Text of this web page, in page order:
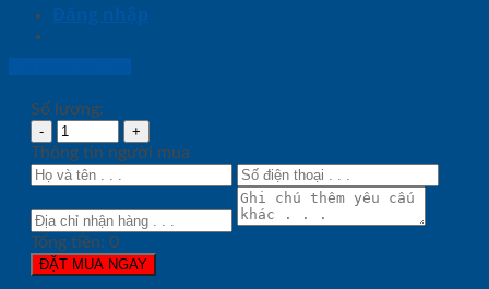
Đăng nhập
Số lượng:
Thông tin người mua
Tổng tiền: 0
ĐẶT MUA NGAY